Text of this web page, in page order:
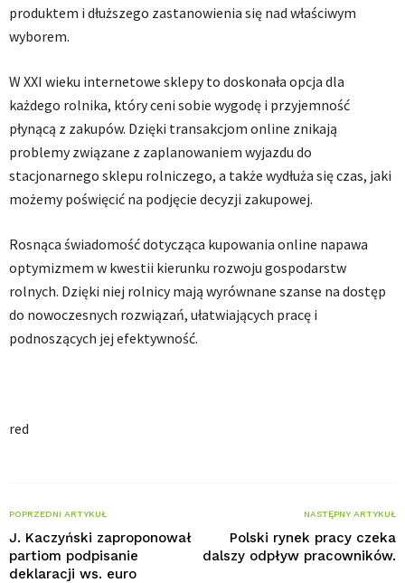
produktem i dłuższego zastanowienia się nad właściwym
wyborem.
W XXI wieku internetowe sklepy to doskonała opcja dla
każdego rolnika, który ceni sobie wygodę i przyjemność
płynącą z zakupów. Dzięki transakcjom online znikają
problemy związane z zaplanowaniem wyjazdu do
stacjonarnego sklepu rolniczego, a także wydłuża się czas, jaki
możemy poświęcić na podjęcie decyzji zakupowej.
Rosnąca świadomość dotycząca kupowania online napawa
optymizmem w kwestii kierunku rozwoju gospodarstw
rolnych. Dzięki niej rolnicy mają wyrównane szanse na dostęp
do nowoczesnych rozwiązań, ułatwiających pracę i
podnoszących jej efektywność.
red
POPRZEDNI ARTYKUŁ
J. Kaczyński zaproponował
partiom podpisanie
deklaracji ws. euro
NASTĘPNY ARTYKUŁ
Polski rynek pracy czeka
dalszy odpływ pracowników.